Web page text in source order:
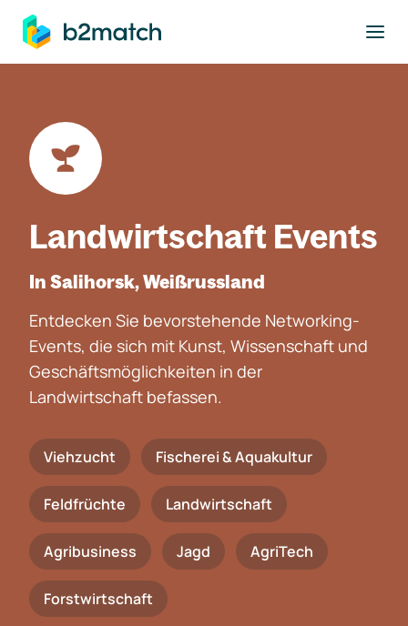
springen
Landwirtschaft Events
In Salihorsk, Weißrussland
Entdecken Sie bevorstehende Networking-
Events, die sich mit Kunst, Wissenschaft und
Geschäftsmöglichkeiten in der
Landwirtschaft befassen.
Viehzucht Fischerei & Aquakultur
Feldfrüchte Landwirtschaft
Agribusiness Jagd AgriTech
Forstwirtschaft